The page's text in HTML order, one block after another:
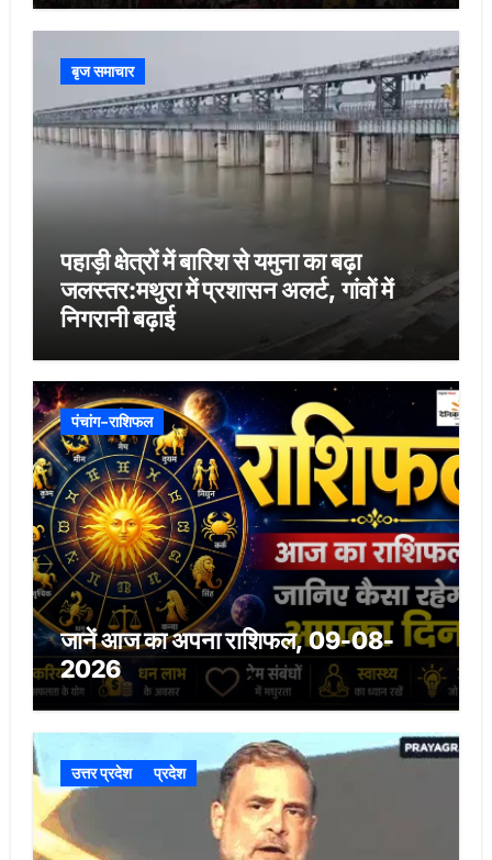
बृज समाचार
पहाड़ी क्षेत्रों में बारिश से यमुना का बढ़ा
जलस्तर:मथुरा में प्रशासन अलर्ट, गांवों में
निगरानी बढ़ाई
पंचांग-राशिफल
जानें आज का अपना राशिफल, 09-08-
2026
उत्तर प्रदेश प्रदेश